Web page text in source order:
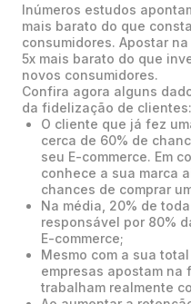
Inúmeros estudos
mais barato do que
consumidores. Apostar
5x mais barato do que
novos consumidores.
Confira agora alguns
da fidelização de clientes:
O cliente que já fez
cerca de 60% de
seu E-commerce. Em
conhece a sua marca
chances de comprar
Na média, 20% de
responsável por 80%
E-commerce;
Mesmo com a sua
empresas apostam
trabalham realmente